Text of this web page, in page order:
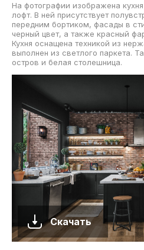
На фотографии изображена
лофт. В ней присутствует
передним бортиком, фасады в
черный цвет, а также красный
Кухня оснащена техникой из
выполнен из светлого паркета.
остров и белая столешница.
Скачать